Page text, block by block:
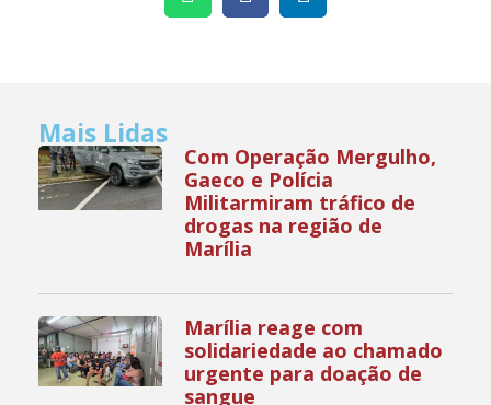
Mais Lidas
Com Operação Mergulho,
Gaeco e Polícia
Militarmiram tráfico de
drogas na região de
Marília
Marília reage com
solidariedade ao chamado
urgente para doação de
sangue